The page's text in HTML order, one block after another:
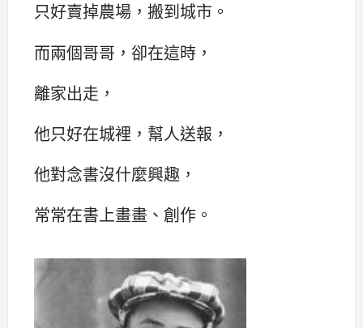
只好賣掉農場，搬到城市。
而兩個哥哥，卻在這時，
離家出走，
他只好在城裡，幫人送報，
他對念書沒什麼興趣，
常常在書上畫畫、創作。